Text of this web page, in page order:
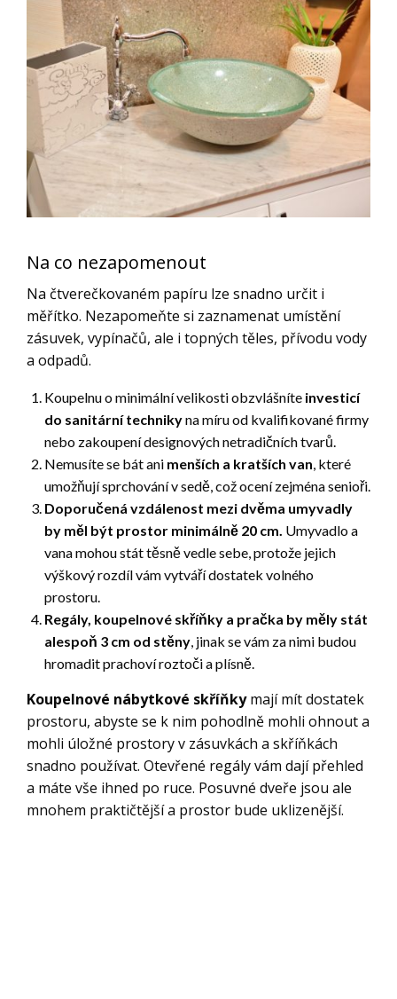
Na co nezapomenout
Na čtverečkovaném papíru lze snadno určit i
měřítko. Nezapomeňte si zaznamenat umístění
zásuvek, vypínačů, ale i topných těles, přívodu vody
a odpadů.
Koupelnu o minimální velikosti obzvlášníte investicí
do sanitární technikyna míru od kvalifikované firmy
nebo zakoupení designových netradičních tvarů.
Nemusíte se bát ani menších a kratších van , které
umožňují sprchování v sedě, což ocení zejména senioři.
Doporučená vzdálenost mezi dvěma umyvadly
by měl být prostor minimálně 20 cm. Umyvadlo a
vana mohou stát těsně vedle sebe, protože jejich
výškový rozdíl vám vytváří dostatek volného
prostoru.
Regály, koupelnové skříňky a pračka by měly stát
alespoň 3 cm od stěny , jinak se vám za nimi budou
hromadit prachoví roztoči a plísně.
Koupelnové nábytkové skříňkymají mít dostatek
prostoru, abyste se k nim pohodlně mohli ohnout a
mohli úložné prostory v zásuvkách a skříňkách
snadno používat. Otevřené regály vám dají přehled
a máte vše ihned po ruce. Posuvné dveře jsou ale
mnohem praktičtější a prostor bude uklizenější.